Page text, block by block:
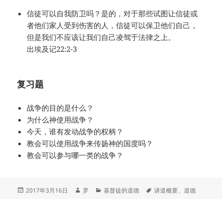
信徒可以自我防卫吗？是的，对于那些试图让信徒或
者他们家人受到伤害的人，信徒可以保卫他们自己，
但是我们不应该让我们自己凌驾于法律之上。
出埃及记22:2-3
复习题
战争的目的是什么？
为什么神使用战争？
今天，谁有发动战争的权柄？
教会可以使用战争来传扬神的国度吗？
教会可以参与哪一类的战争？
发
2017年3月16日
作
罗
分
基督徒的道德
标
讲道概要、道德